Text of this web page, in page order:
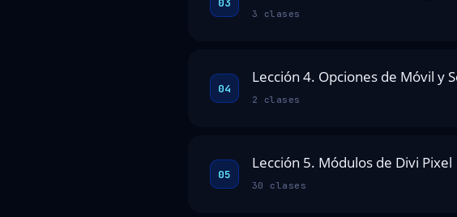
3 clases
04
Lección 4. Opciones de Móvil y
2 clases
05
Lección 5. Módulos de Divi Pixel
30 clases